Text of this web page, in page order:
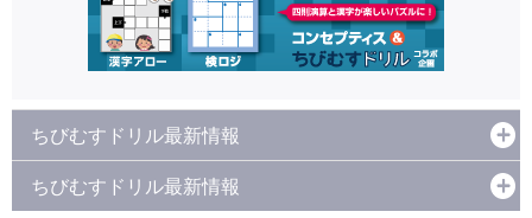
ちびむすドリル最新情報
ちびむすドリル最新情報